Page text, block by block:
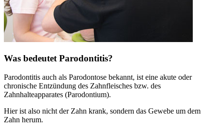
Was bedeutet Parodontitis?
Parodontitis auch als Parodontose bekannt, ist eine akute oder
chronische Entzündung des Zahnfleisches bzw. des
Zahnhalteapparates (Parodontium).
Hier ist also nicht der Zahn krank, sondern das Gewebe um dem
Zahn herum.